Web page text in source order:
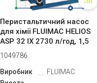
Перистальтичний насос
для хімії FLUIMAC HELIOS
ASP 32 IX 2730 л/год, 1,5
кВт,...
1049786
Виробник
FLUIMAC